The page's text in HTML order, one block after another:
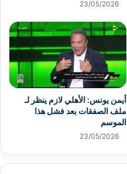
23/05/2026
أيمن يونس: الأهلي لازم ينظر لـ
ملف الصفقات بعد فشل هذا
الموسم
23/05/2026